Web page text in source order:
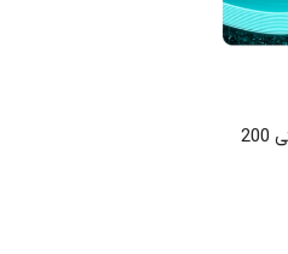
لایسنس اندپوینت سکیوریتی 200